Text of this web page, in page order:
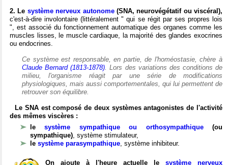
2. Le système nerveux autonome(SNA, neurovégétatif ou viscéral),
c'est-à-dire involontaire (littéralement " qui se régit par ses propres lois
", est associé du fonctionnement automatique des organes comme les
muscles lisses, le muscle cardiaque, la majorité des glandes exocrines
ou endocrines.
Ce système est responsable, en partie, de l'homéostasie, chère à
Claude Bernard (1813-1878). Lors des variations des conditions de
milieu, l'organisme réagit par une série de modifications
physiologiques, mais aussi comportementales, qui lui permettent de
retrouver son équilibre.
Le SNA est composé de deux systèmes antagonistes de l'activité
des mêmes viscères :
lesystème sympathique ou orthosympathique(ou
sympathique), système stimulateur,
le système parasympathique, système inhibiteur.
On ajoute à l'heure actuelle le système nerveux